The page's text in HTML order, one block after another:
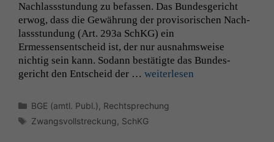
Nach­lassstun­dung zu befassen. Das Bun­des­gericht
erwog, dass die Gewährung der pro­vi­sorischen Nach­
lassstun­dung (Art. 293a SchKG) ein
Ermessensentscheid ist, der nur aus­nahm­sweise
nichtig sein kann. Sodann bestätigte das Bun­des­
gericht den Entscheid der … weit­er­lesen
Kategorien
BGE (amtl. Publ.), Rechtsprechung
Schlagwörter
Zwangsvollstreckung, SchKG